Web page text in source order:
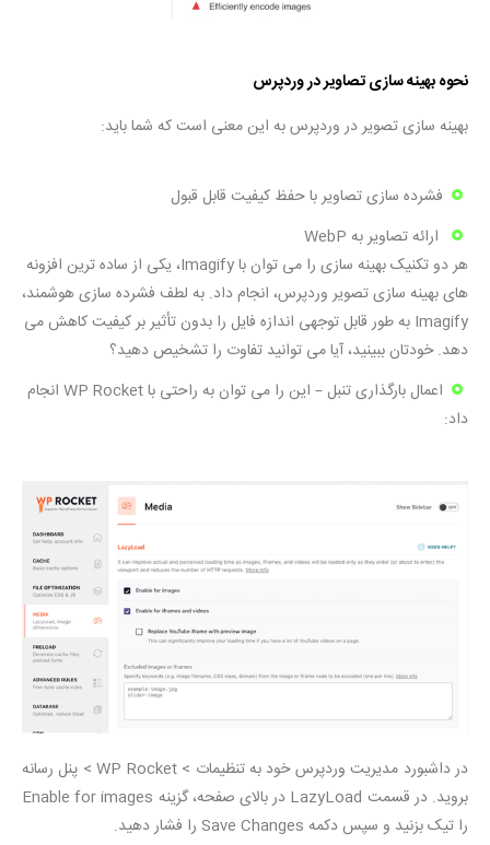
نحوه بهینه سازی تصاویر در وردپرس
بهینه سازی تصویر در وردپرس به این معنی است که شما باید:
فشرده سازی تصاویر با حفظ کیفیت قابل قبول
ارائه تصاویر به WebP
هر دو تکنیک بهینه سازی را می توان با Imagify، یکی از ساده ترین افزونه
های بهینه سازی تصویر وردپرس، انجام داد. به لطف فشرده سازی هوشمند،
Imagify به طور قابل توجهی اندازه فایل را بدون تأثیر بر کیفیت کاهش می
دهد. خودتان ببینید، آیا می توانید تفاوت را تشخیص دهید؟
اعمال بارگذاری تنبل – این را می توان به راحتی با WP Rocket انجام
داد:
در داشبورد مدیریت وردپرس خود به تنظیمات > WP Rocket > پنل رسانه
بروید. در قسمت LazyLoad در بالای صفحه، گزینه Enable for images
را تیک بزنید و سپس دکمه Save Changes را فشار دهید.